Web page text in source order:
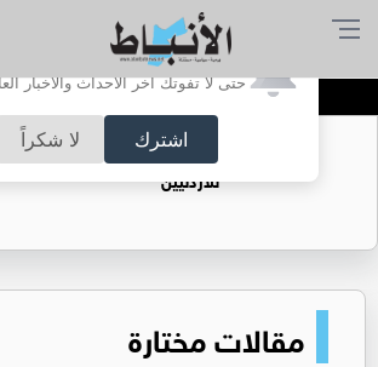
أترغب في تفعيل
حتى لا تفوتك آخر الأحداث والأخبار
اشترك لا شكراً
خطة أمنية
حقل الريشة حين يتحول الغاز
للأردنيين
مقالات مختارة